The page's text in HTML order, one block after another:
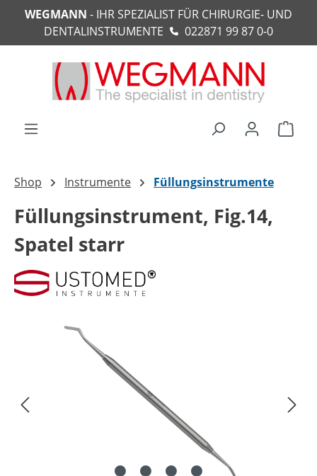
springen
WEGMANN - IHR SPEZIALIST FÜR CHIRURGIE- UND
DENTALINSTRUMENTE
022871 99 87 0-0
Shop Instrumente Füllungsinstrumente
Füllungsinstrument, Fig.14,
Spatel starr
Bildergalerie überspringen